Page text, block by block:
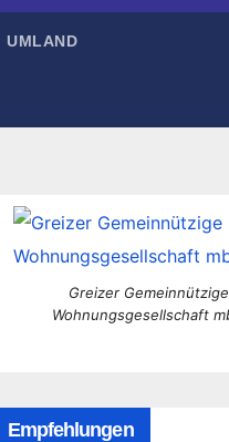
UMLAND
Greizer Gemeinnützige
Wohnungsgesellschaft
Empfehlungen